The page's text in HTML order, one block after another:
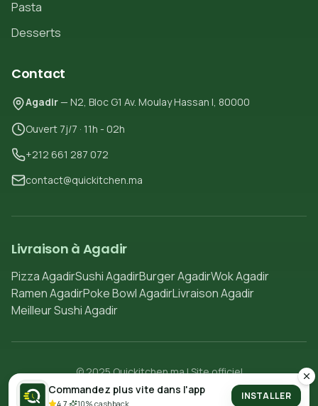
Pasta
Desserts
Contact
Agadir— N2, Bloc G1 Av. Moulay Hassan I, 80000
Ouvert 7j/7 · 11h - 02h
+212 661 287 072
contact@quickitchen.ma
Livraison à Agadir
Pizza AgadirSushi AgadirBurger AgadirWok Agadir
Ramen AgadirPoke Bowl AgadirLivraison Agadir
Meilleur Sushi Agadir
© 2025 Quickitchen.ma | Site officiel
Politique de confidentialitéConditions d'utilisation
Commandez plus vite dans l'app
4.7· 10% cashback
INSTALLER